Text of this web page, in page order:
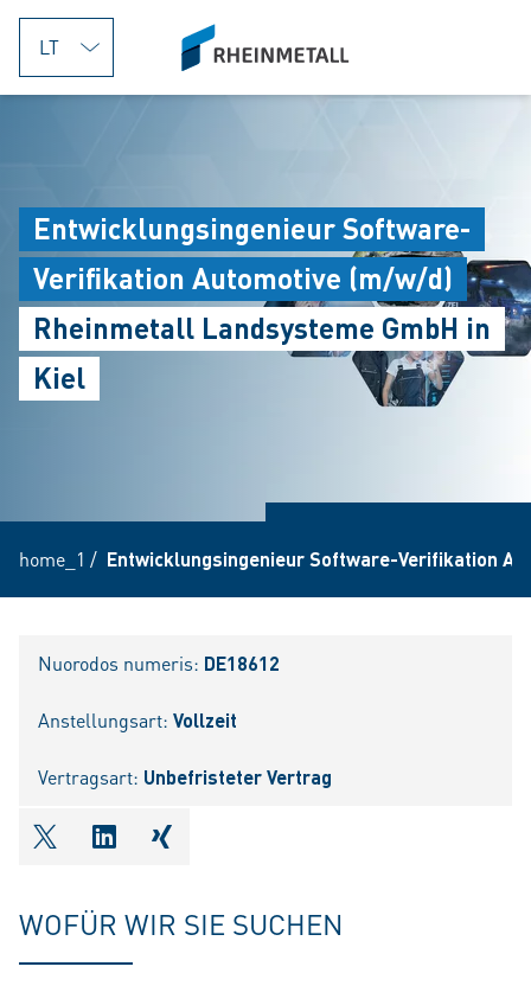
jumpToMain
siteLogo
Entwicklungsingenieur Software-
Verifikation Automotive (m/w/d)
Rheinmetall Landsysteme GmbH in
Kiel
home_1 / Entwicklungsingenieur Software-Verifikation
Nuorodos numeris: DE18612
Anstellungsart: Vollzeit
Vertragsart: Unbefristeter Vertrag
shareOntwitter
shareOnlinkedIn
shareOnxing
WOFÜR WIR SIE SUCHEN